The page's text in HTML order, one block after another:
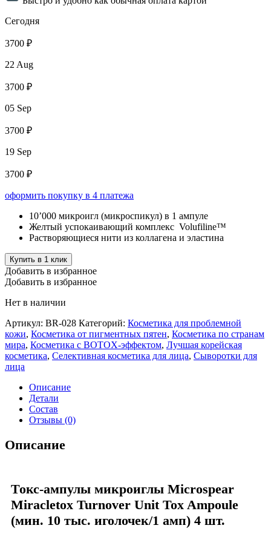
Сегодня
3700 ₽
22 Aug
3700 ₽
05 Sep
3700 ₽
19 Sep
3700 ₽
оформить покупку в 4 платежа
10’000 микроигл (микроспикул) в 1 ампуле
Желтый успокаивающий комплекс Volufiline™
Растворяющиеся нити из коллагена и эластина
Купить в 1 клик
Добавить в избранное
Добавить в избранное
Нет в наличии
Артикул: BR-028 Категорий: Косметика для проблемной
кожи, Косметика от пигментных пятен, Косметика по странам
мира, Косметика с BOTOX-эффектом, Лучшая корейская
косметика, Селективная косметика для лица, Сыворотки для
лица
Описание
Детали
Состав
Отзывы (0)
Описание
Токс-ампулы микроиглы Microspear
Miracletox Turnover Unit Tox Ampoule
(мин. 10 тыс. иголочек/1 амп) 4 шт.